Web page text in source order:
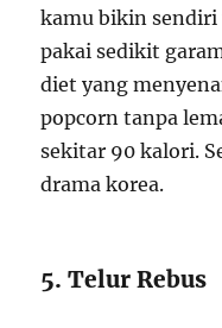
kamu bikin sendiri
pakai sedikit
diet yang
popcorn tanpa
sekitar 90 kalori.
drama korea.
5. Telur Rebus